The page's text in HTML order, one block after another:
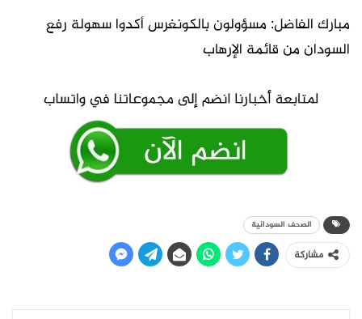
مبارك الفاضل: مسؤولون بالكونغرس أكدوا سهولة رفع
السودان من قائمة الإرهاب
الصحف السودانية
مشاركة